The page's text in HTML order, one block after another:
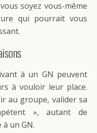
soyez vous-même
qui pourrait vous
à un GN peuvent
à vouloir leur place.
au groupe, valider sa
», autant de
à un GN.